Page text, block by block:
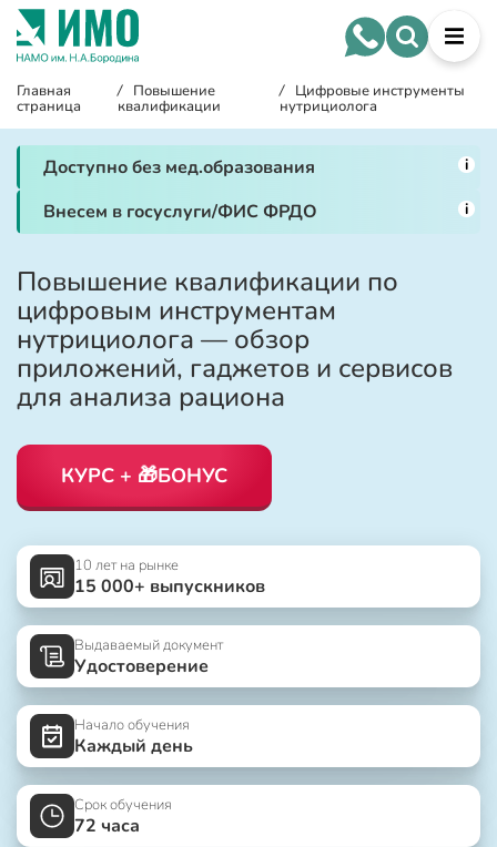
Главная
страница
/ Повышение
квалификации
/ Цифровые инструменты
нутрициолога
Доступно без мед.образования i
Внесем в госуслуги/ФИС ФРДО i
Повышение квалификации по
цифровым инструментам
нутрициолога — обзор
приложений, гаджетов и сервисов
для анализа рациона
КУРС + 🎁БОНУС
10 лет на рынке
15 000+ выпускников
Выдаваемый документ
Удостоверение
Начало обучения
Каждый день
Срок обучения
72 часа